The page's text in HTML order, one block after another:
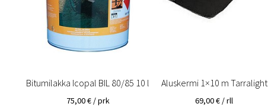
Bitumilakka Icopal BIL 80/85 10 l
75,00€ / prk
Aluskermi 1×10 m Tarralight
69,00€ / rll